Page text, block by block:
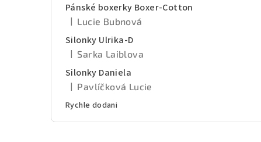
Pánské boxerky Boxer-Cotton
Hodnocení produktu je 5 z 5 hvězdiček.
Lucie Bubnová
Silonky Ulrika-D
Hodnocení produktu je 5 z 5 hvězdiček.
Sarka Laiblova
Silonky Daniela
Hodnocení produktu je 5 z 5 hvězdiček.
Pavlíčková Lucie
Rychle dodani